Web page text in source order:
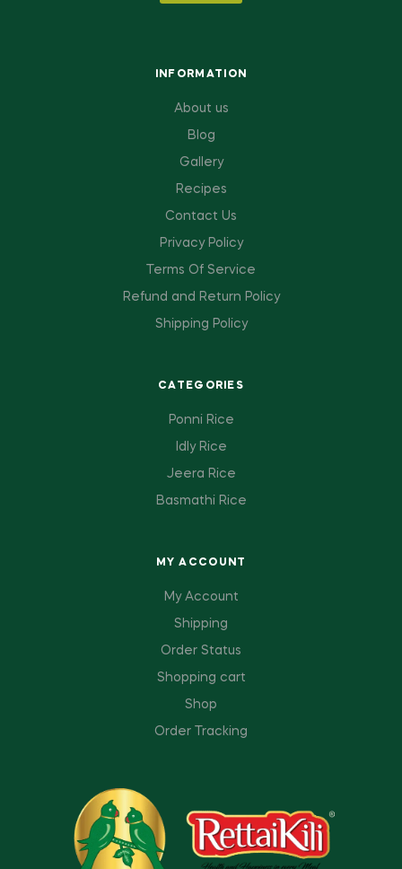
INFORMATION
About us
Blog
Gallery
Recipes
Contact Us
Privacy Policy
Terms Of Service
Refund and Return Policy
Shipping Policy
CATEGORIES
Ponni Rice
Idly Rice
Jeera Rice
Basmathi Rice
MY ACCOUNT
My Account
Shipping
Order Status
Shopping cart
Shop
Order Tracking